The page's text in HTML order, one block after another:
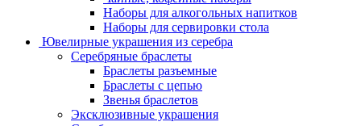
Наборы для алкогольных напитков
Наборы для сервировки стола
Ювелирные украшения из серебра
Серебряные браслеты
Браслеты разъемные
Браслеты с цепью
Звенья браслетов
Эксклюзивные украшения